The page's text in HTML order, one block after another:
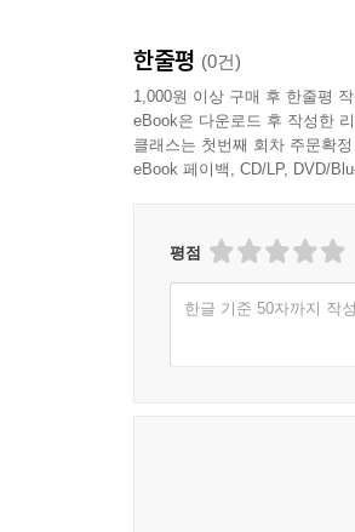
한줄평 (0건)
1,000원 이상 구매 후 한줄평
eBook은 다운로드 후 작성한
클래스는 첫번째 회차 주문확
eBook 페이백, CD/LP, DVD/
평점
한글 기준 50자까지 작